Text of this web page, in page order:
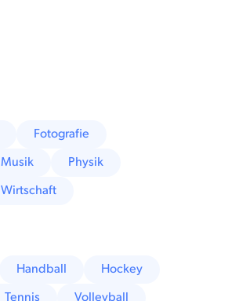
Fotografie
Musik
Physik
Wirtschaft
Handball
Hockey
Tennis Volleyball